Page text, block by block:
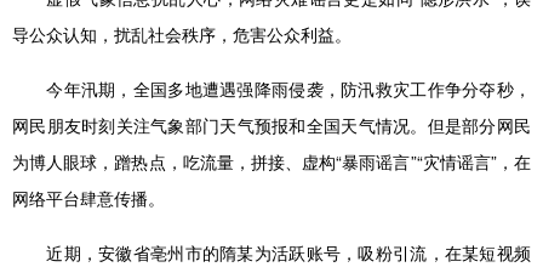
导公众认知，扰乱社会秩序，危害公众利益。
今年汛期，全国多地遭遇强降雨侵袭，防汛救灾工作争分夺秒，
网民朋友时刻关注气象部门天气预报和全国天气情况。但是部分网民
为博人眼球，蹭热点，吃流量，拼接、虚构“暴雨谣言”“灾情谣言”，在
网络平台肆意传播。
近期，安徽省亳州市的隋某为活跃账号，吸粉引流，在某短视频